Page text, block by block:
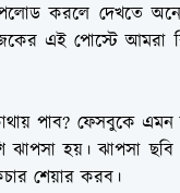
করলে দেখতে
এই পোস্টে আমরা
পাব? ফেসবুকে
হয়। ঝাপসা ছবি
শেয়ার করব।